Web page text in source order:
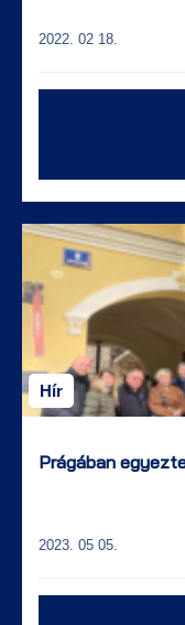
2022. 02 18.
Hír
Prágában
2023. 05 05.